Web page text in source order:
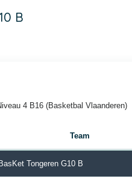
B
4 B16 (Basketbal Vlaanderen)
Team
BasKet Tongeren G10 B